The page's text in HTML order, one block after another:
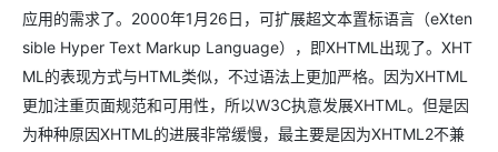
应用的需求了。2000年1月26日，可扩展超文本置标语言（eXten
sible Hyper Text Markup Language），即XHTML出现了。XHT
ML的表现方式与HTML类似，不过语法上更加严格。因为XHTML
更加注重页面规范和可用性，所以W3C执意发展XHTML。但是因
为种种原因XHTML的进展非常缓慢，最主要是因为XHTML2不兼